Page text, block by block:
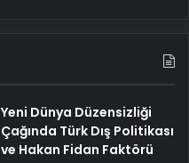
Yeni Dünya Düzensizliği
Çağında Türk Dış Politikası
ve Hakan Fidan Faktörü